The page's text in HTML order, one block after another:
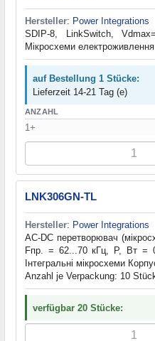
Hersteller: Power Integrations
SDIP-8, LinkSwitch,
Мікросхеми електроживлення
auf Bestellung 1 Stücke:
Lieferzeit 14-21 Tag (e)
ANZAHL
1+
LNK306GN-TL
Hersteller: Power Integrations
AC-DC перетворювач
Fпр. = 62...70 кГц, P, Вт =
Інтегральні мікросхеми
Anzahl je Verpackung: 10
verfügbar 20 Stücke: